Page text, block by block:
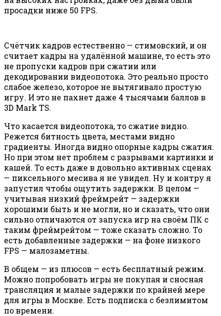
просадки ниже 50 FPS.
Счётчик кадров естественно — стимовский, и он
считает кадры на удалённой машине, то есть это
не пропуски кадров при сжатии или
декодировании видеопотока. Это реально просто
слабое железо, которое не вытягивало простую
игру. И это не пахнет даже 4 тысячами баллов в
3D Mark TS.
Что касается видеопотока, то сжатие видно.
Режется битность цвета, местами видно
градиенты. Иногда видно опорные кадры сжатия.
Но при этом нет проблем с разрывами картинки и
кашей. То есть даже в довольно активных сценах
— пиксельного месива я не увидел. Ну и контру я
запустил чтобы ощутить задержки. В целом —
учитывая низкий фреймрейт — задержки
хорошими быть и не могли, но и сказать, что они
сильно отличаются от запуска игр на своём ПК с
таким фреймрейтом — тоже сказать сложно. То
есть добавленные задержки — на фоне низкого
FPS — малозаметны.
В общем — из плюсов — есть бесплатный режим.
Можно попробовать игры не покупая и сносная
трансляция и малые задержки по крайней мере
для игры в Москве. Есть подписка с безлимитом
по времени.